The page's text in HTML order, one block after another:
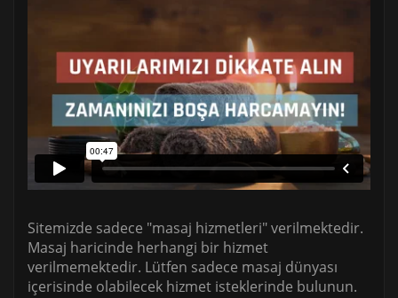
Sitemizde sadece "masaj hizmetleri" verilmektedir.
Masaj haricinde herhangi bir hizmet
verilmemektedir. Lütfen sadece masaj dünyası
içerisinde olabilecek hizmet isteklerinde bulunun.